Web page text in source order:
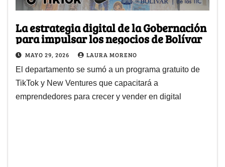
La estrategia digital de la Gobernación
para impulsar los negocios de Bolívar
MAYO 29, 2026 LAURA MORENO
El departamento se sumó a un programa gratuito de
TikTok y New Ventures que capacitará a
emprendedores para crecer y vender en digital